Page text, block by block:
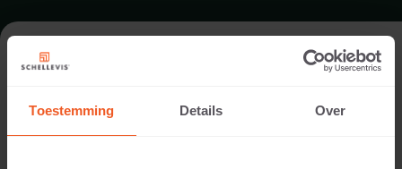
Toestemming Details Over
TERRAS IN MALDEN
Architect: